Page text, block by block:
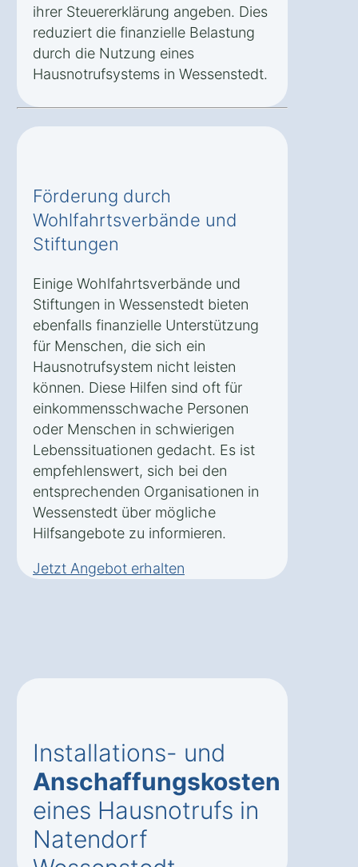
ihrer Steuererklärung angeben. Dies
reduziert die finanzielle Belastung
durch die Nutzung eines
Hausnotrufsystems in Wessenstedt.
Förderung durch
Wohlfahrtsverbände und
Stiftungen
Einige Wohlfahrtsverbände und
Stiftungen in Wessenstedt bieten
ebenfalls finanzielle Unterstützung
für Menschen, die sich ein
Hausnotrufsystem nicht leisten
können. Diese Hilfen sind oft für
einkommensschwache Personen
oder Menschen in schwierigen
Lebenssituationen gedacht. Es ist
empfehlenswert, sich bei den
entsprechenden Organisationen in
Wessenstedt über mögliche
Hilfsangebote zu informieren.
Jetzt Angebot erhalten
Installations- und
Anschaffungskosten
eines Hausnotrufs in
Natendorf